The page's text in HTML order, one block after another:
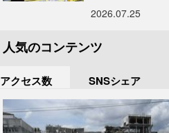
2026.07.25
人気のコンテンツ
アクセス数 SNSシェア